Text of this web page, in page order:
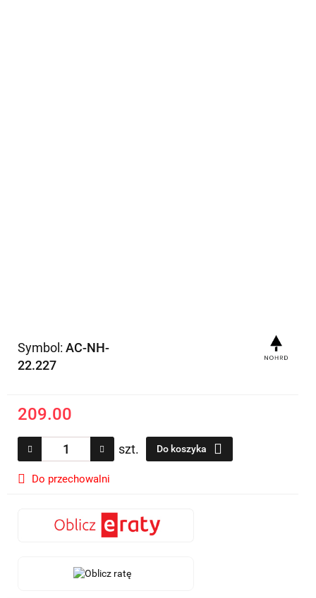
Symbol: AC-NH-
22.227
209.00
szt. Do koszyka
Do przechowalni